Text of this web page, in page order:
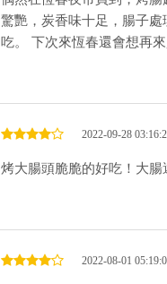
驚艷，炭香味十足，腸子
吃。 下次來恆春還會想再
2022-09-28
烤大腸頭脆脆的好吃！大腸
2022-08-01